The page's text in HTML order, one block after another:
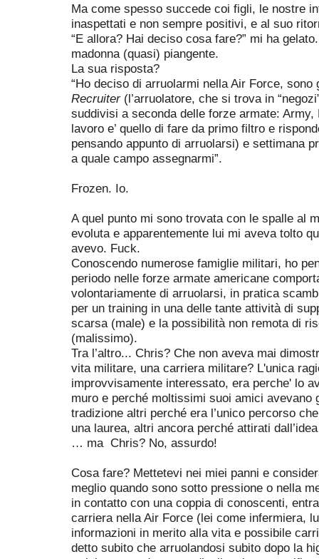
Ma come spesso succede coi figli, le nostre
inaspettati e non sempre positivi, e al suo
“E allora? Hai deciso cosa fare?” mi ha
madonna (quasi) piangente.
La sua risposta?
“Ho deciso di arruolarmi nella Air Force, sono
Recruiter(l’arruolatore, che si trova in
suddivisi a seconda delle forze armate:
lavoro e’ quello di fare da primo filtro e
pensando appunto di arruolarsi) e settimana
a quale campo assegnarmi”.
Frozen. Io.
A quel punto mi sono trovata con le spalle al
evoluta e apparentemente lui mi aveva tolto
avevo. Fuck.
Conoscendo numerose famiglie militari, ho
periodo nelle forze armate americane
volontariamente di arruolarsi, in pratica
per un training in una delle tante attività di
scarsa (male) e la possibilità non remota di
(malissimo).
Tra l’altro... Chris? Che non aveva mai
vita militare, una carriera militare? L'unica
improvvisamente interessato, era perche' lo
muro e perché moltissimi suoi amici avevano
tradizione altri perché era l’unico percorso
una laurea, altri ancora perché attirati
… ma Chris? No, assurdo!
Cosa fare? Mettetevi nei miei panni e
meglio quando sono sotto pressione o nella
in contatto con una coppia di conoscenti,
carriera nella Air Force (lei come infermiera,
informazioni in merito alla vita e possibile
detto subito che arruolandosi subito dopo la